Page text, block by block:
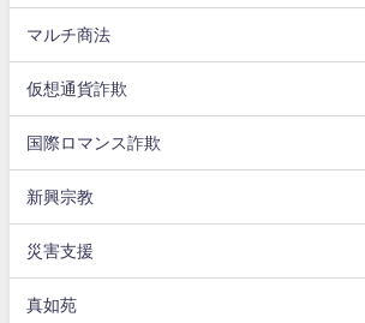
マルチ商法
仮想通貨詐欺
国際ロマンス詐欺
新興宗教
災害支援
真如苑